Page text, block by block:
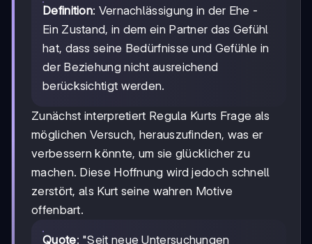
Definition: Vernachlässigung in der Ehe -
Ein Zustand, in dem ein Partner das Gefühl
hat, dass seine Bedürfnisse und Gefühle in
der Beziehung nicht ausreichend
berücksichtigt werden.
Zunächst interpretiert Regula Kurts Frage als
möglichen Versuch, herauszufinden, was er
verbessern könnte, um sie glücklicher zu
machen. Diese Hoffnung wird jedoch schnell
zerstört, als Kurt seine wahren Motive
offenbart.
Quote: "Seit neue Untersuchungen